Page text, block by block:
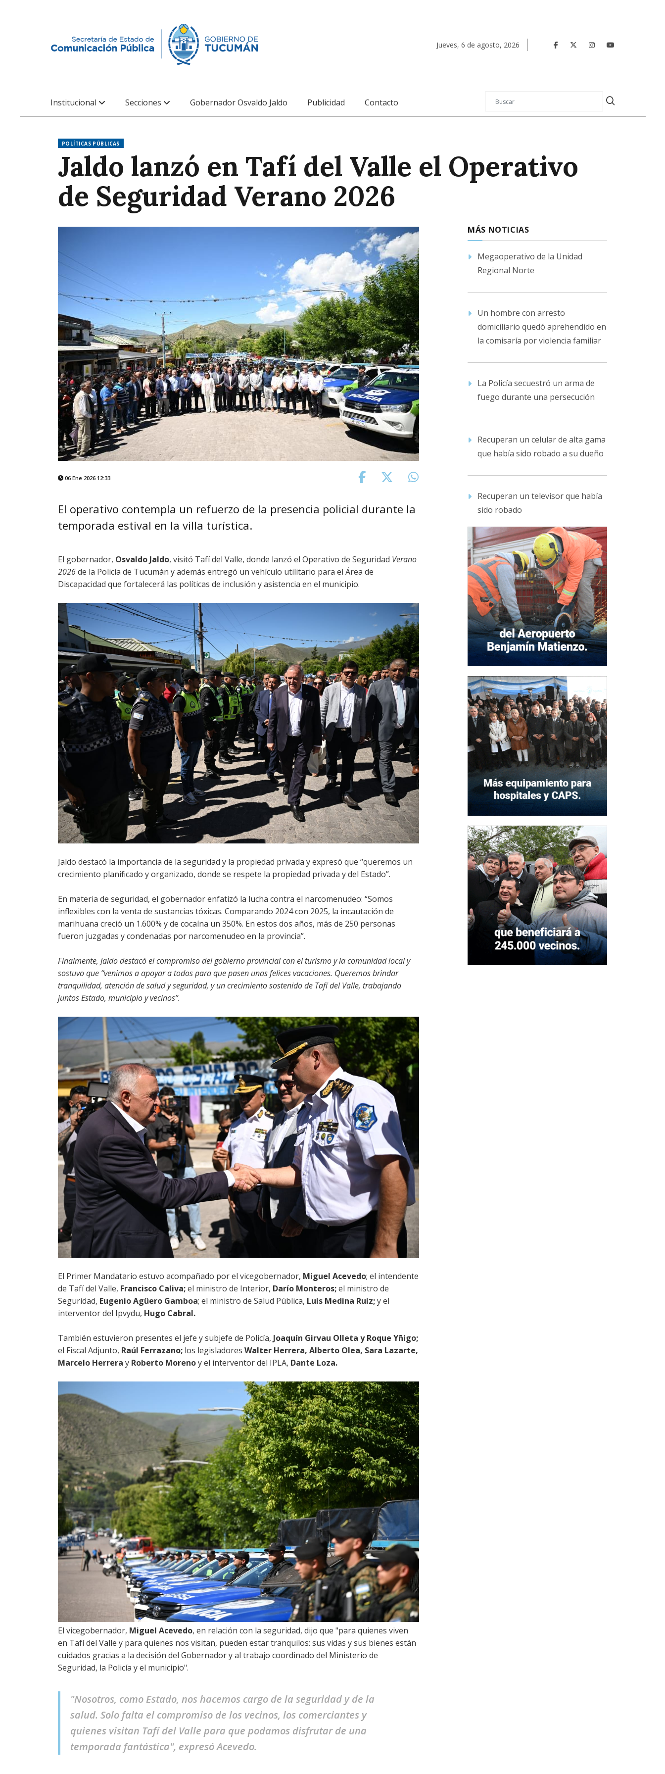
Jueves, 6 de agosto, 2026
Institucional Secciones Gobernador Osvaldo Jaldo Publicidad Contacto
POLÍTICAS PÚBLICAS
Jaldo lanzó en Tafí del Valle el Operativo
de Seguridad Verano 2026
06 Ene 2026 12:33
El operativo contempla un refuerzo de la presencia policial durante la
temporada estival en la villa turística.
El gobernador, Osvaldo Jaldo, visitó Tafí del Valle, donde lanzó el Operativo de Seguridad Verano
2026de la Policía de Tucumán y además entregó un vehículo utilitario para el Área de
Discapacidad que fortalecerá las políticas de inclusión y asistencia en el municipio.
Jaldo destacó la importancia de la seguridad y la propiedad privada y expresó que “queremos un
crecimiento planificado y organizado, donde se respete la propiedad privada y del Estado”.
En materia de seguridad, el gobernador enfatizó la lucha contra el narcomenudeo: “Somos
inflexibles con la venta de sustancias tóxicas. Comparando 2024 con 2025, la incautación de
marihuana creció un 1.600% y de cocaína un 350%. En estos dos años, más de 250 personas
fueron juzgadas y condenadas por narcomenudeo en la provincia”.
Finalmente, Jaldo destacó el compromiso del gobierno provincial con el turismo y la comunidad local y
sostuvo que “venimos a apoyar a todos para que pasen unas felices vacaciones. Queremos brindar
tranquilidad, atención de salud y seguridad, y un crecimiento sostenido de Tafí del Valle, trabajando
juntos Estado, municipio y vecinos”.
El Primer Mandatario estuvo acompañado por el vicegobernador, Miguel Acevedo; el intendente
de Tafí del Valle, Francisco Caliva;el ministro de Interior, Darío Monteros;el ministro de
Seguridad, Eugenio Agüero Gamboa; el ministro de Salud Pública, Luis Medina Ruiz;y el
interventor del Ipvydu, Hugo Cabral.
También estuvieron presentes el jefe y subjefe de Policía, Joaquín Girvau Olleta y Roque Yñigo;
el Fiscal Adjunto, Raúl Ferrazano; los legisladores Walter Herrera, Alberto Olea, Sara Lazarte,
Marcelo Herrera y Roberto Morenoy el interventor del IPLA, Dante Loza.
El vicegobernador, Miguel Acevedo, en relación con la seguridad, dijo que "para quienes viven
en Tafí del Valle y para quienes nos visitan, pueden estar tranquilos: sus vidas y sus bienes están
cuidados gracias a la decisión del Gobernador y al trabajo coordinado del Ministerio de
Seguridad, la Policía y el municipio".
"Nosotros, como Estado, nos hacemos cargo de la seguridad y de la
salud. Solo falta el compromiso de los vecinos, los comerciantes y
quienes visitan Tafí del Valle para que podamos disfrutar de una
temporada fantástica", expresó Acevedo.
MÁS NOTICIAS
Megaoperativo de la Unidad
Regional Norte
Un hombre con arresto
domiciliario quedó aprehendido en
la comisaría por violencia familiar
La Policía secuestró un arma de
fuego durante una persecución
Recuperan un celular de alta gama
que había sido robado a su dueño
Recuperan un televisor que había
sido robado